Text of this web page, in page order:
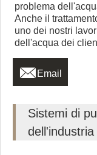
problema
Anche il
uno dei nostri
dell'acqua dei
 Email
Sistemi di